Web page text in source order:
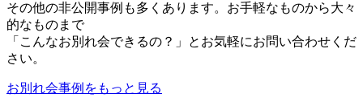
その他の非公開事例も多くあります。お手軽なものから大々
的なものまで
「こんなお別れ会できるの？」とお気軽にお問い合わせくだ
さい。
お別れ会事例をもっと見る